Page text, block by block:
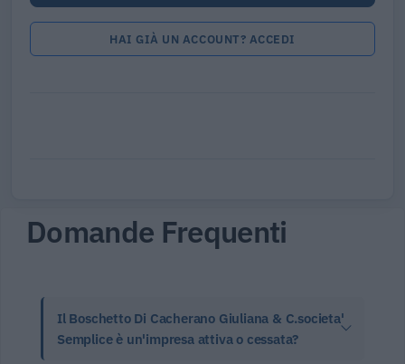
HAI GIÀ UN ACCOUNT? ACCEDI
Domande Frequenti
Il Boschetto Di Cacherano Giuliana & C.societa'
Semplice è un'impresa attiva o cessata?